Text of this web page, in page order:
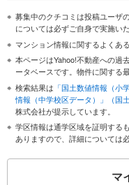
募集中のクチコミは投稿ユーザ
については必ずご自身で実施い
マンション情報に関するよくあ
本ページはYahoo!不動産への過
ータベースです。物件に関する
検索結果は 「国土数値情報（小
情報（中学校区データ）」（国土
株式会社が提示しています。
学区情報は通学区域を証明する
ありますので、詳細については
マ